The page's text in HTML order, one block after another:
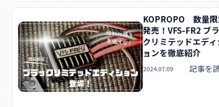
KOPROPO 数量
発売！VFS-FR2 ブ
クリミテッドエデ
ョンを徹底紹介
2024.07.09 記事を